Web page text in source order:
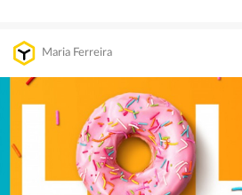
Maria Ferreira